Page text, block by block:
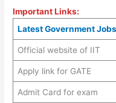
Important Links:
Latest Government Jobs
Official website of IIT
Apply link for GATE
Admit Card for exam